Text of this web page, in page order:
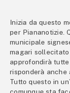
Inizia da questo
per Piananotizie.
municipale
magari
approfondirà
risponderà anche
Tutto questo in